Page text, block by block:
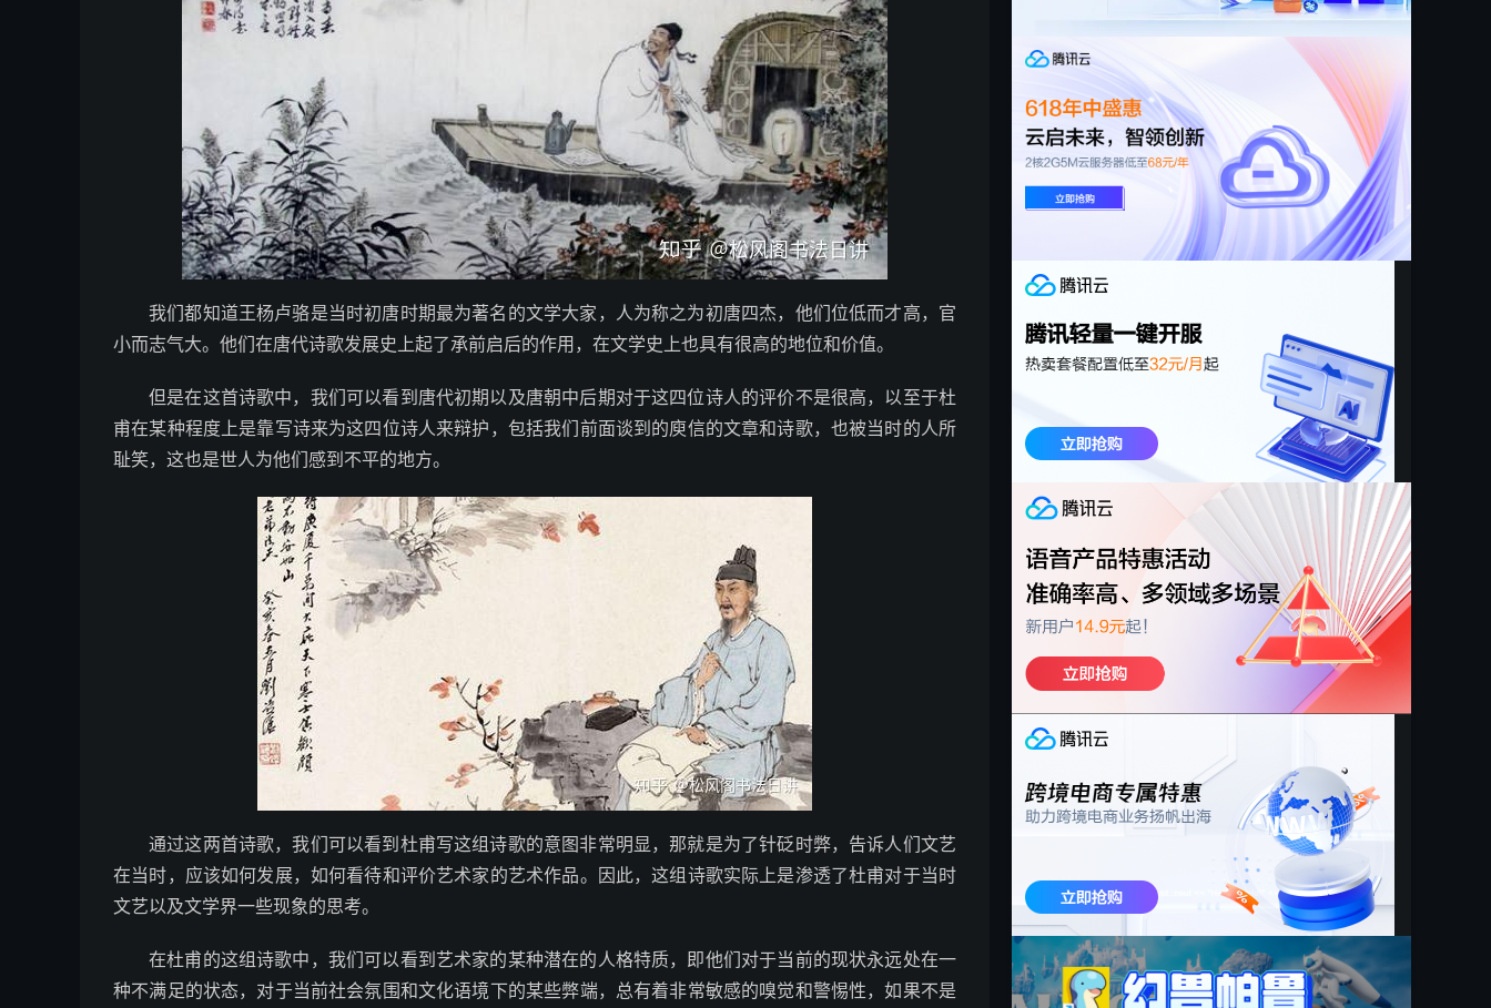
我们都知道王杨卢骆是当时初唐时期最为著名的文学大家，人为称之为初唐四杰，他们位低而才高，官
小而志气大。他们在唐代诗歌发展史上起了承前启后的作用，在文学史上也具有很高的地位和价值。
但是在这首诗歌中，我们可以看到唐代初期以及唐朝中后期对于这四位诗人的评价不是很高，以至于杜
甫在某种程度上是靠写诗来为这四位诗人来辩护，包括我们前面谈到的庾信的文章和诗歌，也被当时的人所
耻笑，这也是世人为他们感到不平的地方。
通过这两首诗歌，我们可以看到杜甫写这组诗歌的意图非常明显，那就是为了针砭时弊，告诉人们文艺
在当时，应该如何发展，如何看待和评价艺术家的艺术作品。因此，这组诗歌实际上是渗透了杜甫对于当时
文艺以及文学界一些现象的思考。
在杜甫的这组诗歌中，我们可以看到艺术家的某种潜在的人格特质，即他们对于当前的现状永远处在一
种不满足的状态，对于当前社会氛围和文化语境下的某些弊端，总有着非常敏感的嗅觉和警惕性，如果不是